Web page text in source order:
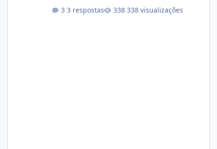
3 respostas 338 visualizações